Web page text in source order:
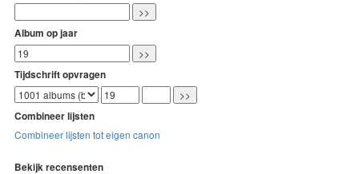
Album op jaar
Tijdschrift opvragen
Combineer lijsten
Combineer lijsten tot eigen canon
Bekijk recensenten